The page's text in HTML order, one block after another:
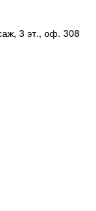
3 эт., оф. 308